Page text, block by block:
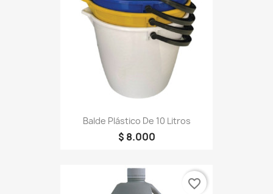
Balde Plástico De 10 Litros
$ 8.000
favorite_border